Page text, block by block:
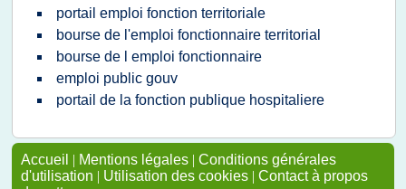
portail emploi fonction territoriale
bourse de l'emploi fonctionnaire territorial
bourse de l emploi fonctionnaire
emploi public gouv
portail de la fonction publique hospitaliere
Accueil | Mentions légales | Conditions générales
d'utilisation | Utilisation des cookies | Contact à propos